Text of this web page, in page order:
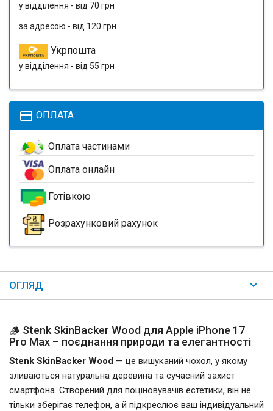
у відділення - від 70 грн
за адресою - від 120 грн
Укрпошта
у відділення - від 55 грн
payment ОПЛАТА
Оплата частинами
Оплата онлайн
Готівкою
Розрахунковий рахунок
ОГЛЯД
🪵 Stenk SkinBacker Wood для Apple iPhone 17
Pro Max – поєднання природи та елегантності
Stenk SkinBacker Wood — це вишуканий чохол, у якому
зливаються натуральна деревина та сучасний захист
смартфона. Створений для поціновувачів естетики, він не
тільки зберігає телефон, а й підкреслює ваш індивідуальний